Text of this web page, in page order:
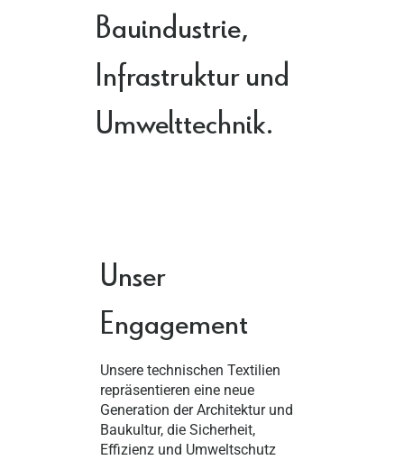
Unsere technischen Textilien
repräsentieren eine neue
Generation der Architektur und
Baukultur, die Sicherheit,
Effizienz und Umweltschutz
Unser
Engagement
Bauindustrie,
Infrastruktur und
Umwelttechnik.